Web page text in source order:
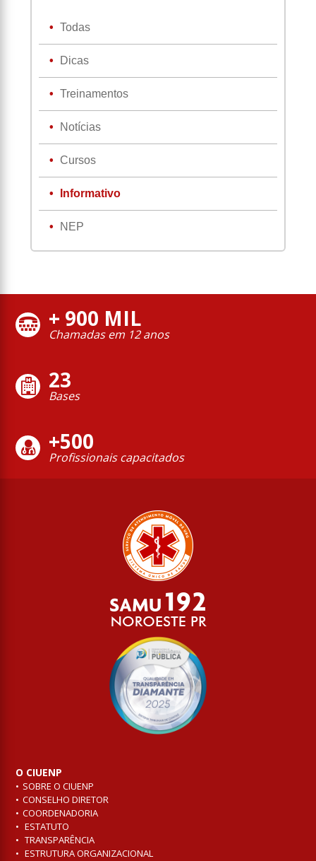
Todas
Dicas
Treinamentos
Notícias
Cursos
Informativo
NEP
+ 900 MIL
Chamadas em 12 anos
23
Bases
+500
Profissionais capacitados
O CIUENP
SOBRE O CIUENP
CONSELHO DIRETOR
COORDENADORIA
ESTATUTO
TRANSPARÊNCIA
ESTRUTURA ORGANIZACIONAL